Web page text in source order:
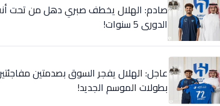
صادم: الهلال يخطف صبري دهل من تحت أنف
الدوري 5 سنوات!
عاجل: الهلال يفجر السوق بصدمتين
بطولات الموسم الجديد!